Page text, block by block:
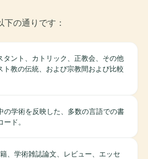
の通りです：
タント、カトリック、正教会、その他
ト教の伝統、および宗教間および比較
の学術を反映した、多数の言語での書
ード。
、学術雑誌論文、レビュー、エッセ